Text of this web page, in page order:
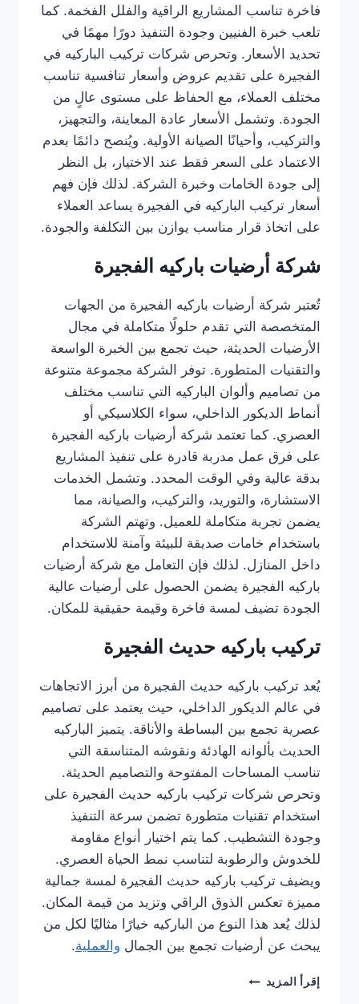
فاخرة تناسب المشاريع الراقية والفلل الفخمة. كما
تلعب خبرة الفنيين وجودة التنفيذ دورًا مهمًا في
تحديد الأسعار. وتحرص شركات تركيب الباركيه في
الفجيرة على تقديم عروض وأسعار تنافسية تناسب
مختلف العملاء، مع الحفاظ على مستوى عالٍ من
الجودة. وتشمل الأسعار عادة المعاينة، والتجهيز،
والتركيب، وأحيانًا الصيانة الأولية. ويُنصح دائمًا بعدم
الاعتماد على السعر فقط عند الاختيار، بل النظر
إلى جودة الخامات وخبرة الشركة. لذلك فإن فهم
أسعار تركيب الباركيه في الفجيرة يساعد العملاء
على اتخاذ قرار مناسب يوازن بين التكلفة والجودة.
شركة أرضيات باركيه الفجيرة
تُعتبر شركة أرضيات باركيه الفجيرة من الجهات
المتخصصة التي تقدم حلولًا متكاملة في مجال
الأرضيات الحديثة، حيث تجمع بين الخبرة الواسعة
والتقنيات المتطورة. توفر الشركة مجموعة متنوعة
من تصاميم وألوان الباركيه التي تناسب مختلف
أنماط الديكور الداخلي، سواء الكلاسيكي أو
العصري. كما تعتمد شركة أرضيات باركيه الفجيرة
على فرق عمل مدربة قادرة على تنفيذ المشاريع
بدقة عالية وفي الوقت المحدد. وتشمل الخدمات
الاستشارة، والتوريد، والتركيب، والصيانة، مما
يضمن تجربة متكاملة للعميل. وتهتم الشركة
باستخدام خامات صديقة للبيئة وآمنة للاستخدام
داخل المنازل. لذلك فإن التعامل مع شركة أرضيات
باركيه الفجيرة يضمن الحصول على أرضيات عالية
الجودة تضيف لمسة فاخرة وقيمة حقيقية للمكان.
تركيب باركيه حديث الفجيرة
يُعد تركيب باركيه حديث الفجيرة من أبرز الاتجاهات
في عالم الديكور الداخلي، حيث يعتمد على تصاميم
عصرية تجمع بين البساطة والأناقة. يتميز الباركيه
الحديث بألوانه الهادئة ونقوشه المتناسقة التي
تناسب المساحات المفتوحة والتصاميم الحديثة.
وتحرص شركات تركيب باركيه حديث الفجيرة على
استخدام تقنيات متطورة تضمن سرعة التنفيذ
وجودة التشطيب. كما يتم اختيار أنواع مقاومة
للخدوش والرطوبة لتناسب نمط الحياة العصري.
ويضيف تركيب باركيه حديث الفجيرة لمسة جمالية
مميزة تعكس الذوق الراقي وتزيد من قيمة المكان.
لذلك يُعد هذا النوع من الباركيه خيارًا مثاليًا لكل من
يبحث عن أرضيات تجمع بين الجمال والعملية.
إقرأ المزيد شركة